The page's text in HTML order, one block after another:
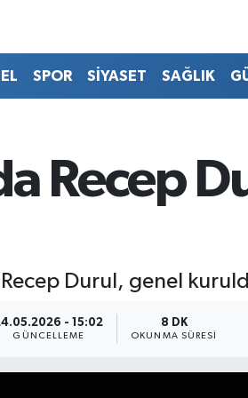
SPOR SİYASET SAĞLIK
Recep
Durul, genel
- 15:02
GÜNCELLEME
8 DK
OKUNMA SÜRESI